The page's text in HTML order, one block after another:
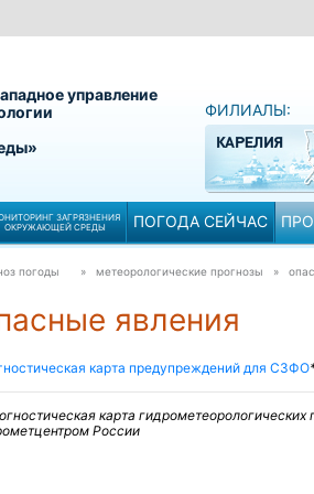
управление
ФИЛИАЛЫ:
ЗАГРЯЗНЕНИЯ
ОКРУЖАЮЩЕЙ СРЕДЫ
ПОГОДА СЕЙЧАС
погоды » метеорологические прогнозы »
явления
карта предупреждений для СЗФО
карта
России